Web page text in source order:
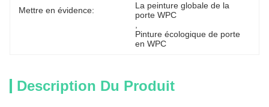
Mettre en évidence:
La peinture globale de la
porte WPC
Pinture écologique de porte
en WPC
Description Du Produit